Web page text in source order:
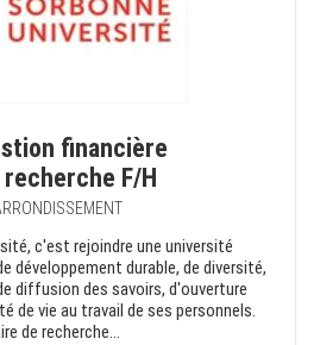
financière
F/H
c'est rejoindre une université
développement durable, de diversité,
diffusion des savoirs, d'ouverture
de vie au travail de ses personnels.
de recherche...